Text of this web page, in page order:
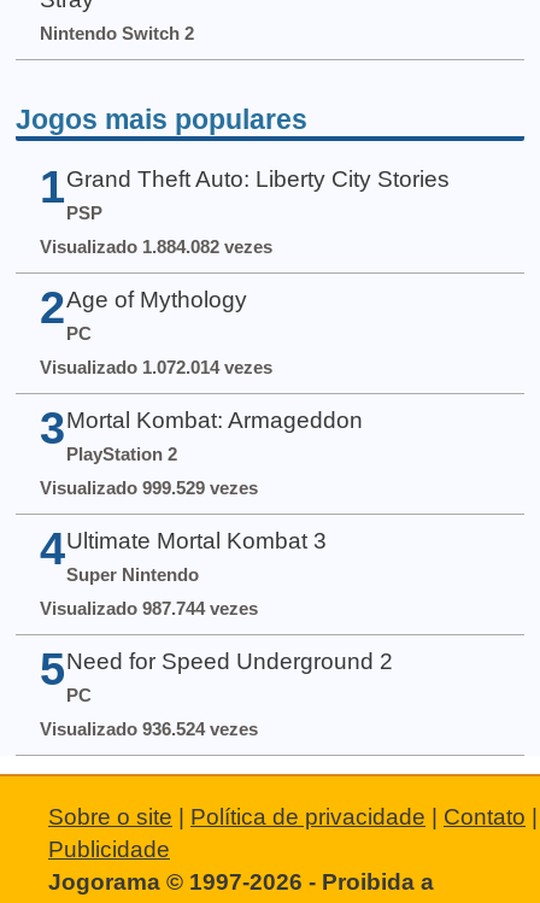
Nintendo Switch 2
Jogos mais populares
1 Grand Theft Auto: Liberty City Stories
PSP
Visualizado 1.884.082 vezes
2 Age of Mythology
PC
Visualizado 1.072.014 vezes
3 Mortal Kombat: Armageddon
PlayStation 2
Visualizado 999.529 vezes
4 Ultimate Mortal Kombat 3
Super Nintendo
Visualizado 987.744 vezes
5 Need for Speed Underground 2
PC
Visualizado 936.524 vezes
Sobre o site | Política de privacidade | Contato |
Publicidade
Jogorama © 1997-2026 - Proibida a